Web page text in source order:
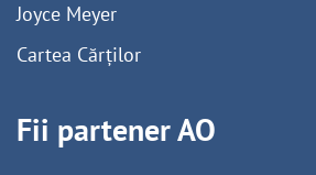
Joyce Meyer
Cartea Cărților
Fii partener AO